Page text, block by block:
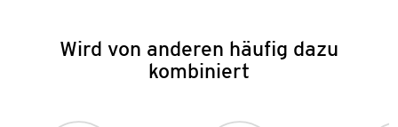
Wird von anderen häufig dazu
kombiniert